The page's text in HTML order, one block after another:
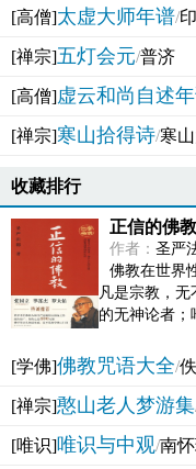
[高僧]太虚大师年谱/
[禅宗]五灯会元/普济
[高僧]虚云和尚自述
[禅宗]寒山拾得诗/寒
收藏排行
正信的佛教
作者： 圣严
佛教在世界
凡是宗教，
的无神论者；
[学佛]佛教咒语大全/
[禅宗]憨山老人梦游集
[唯识]唯识与中观/南